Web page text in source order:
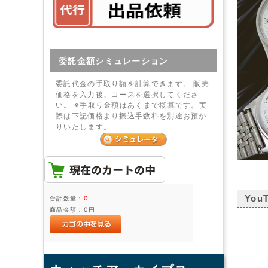
委託金額シミュレーション
委託代金の手取り額を計算できます。 販売
価格を入力後、コースを選択してくださ
い。 ※手取り金額はあくまで概算です。実
際は下記価格より振込手数料を別途お預か
りいたします。
合計数量： 0
商品金額： 0円